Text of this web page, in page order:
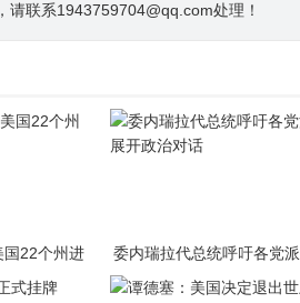
请联系1943759704@qq.com处理！
国22个州进
委内瑞拉代总统呼吁各党